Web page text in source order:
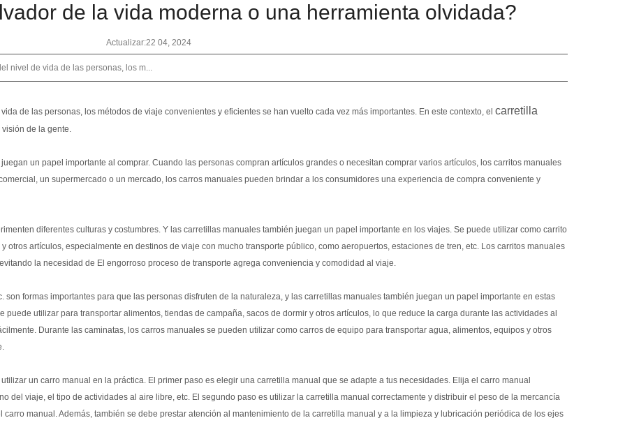
de la vida moderna o una herramienta olvidada?
Actualizar:22 04, 2024
nivel de vida de las personas, los m...
de las personas, los métodos de viaje convenientes y eficientes se han vuelto cada vez más importantes. En este contexto, el carretilla
de la gente.
un papel importante al comprar. Cuando las personas compran artículos grandes o necesitan comprar varios artículos, los carritos manuales
un supermercado o un mercado, los carros manuales pueden brindar a los consumidores una experiencia de compra conveniente y
diferentes culturas y costumbres. Y las carretillas manuales también juegan un papel importante en los viajes. Se puede utilizar como carrito
artículos, especialmente en destinos de viaje con mucho transporte público, como aeropuertos, estaciones de tren, etc. Los carritos manuales
la necesidad de El engorroso proceso de transporte agrega conveniencia y comodidad al viaje.
formas importantes para que las personas disfruten de la naturaleza, y las carretillas manuales también juegan un papel importante en estas
utilizar para transportar alimentos, tiendas de campaña, sacos de dormir y otros artículos, lo que reduce la carga durante las actividades al
Durante las caminatas, los carros manuales se pueden utilizar como carros de equipo para transportar agua, alimentos, equipos y otros
un carro manual en la práctica. El primer paso es elegir una carretilla manual que se adapte a tus necesidades. Elija el carro manual
del viaje, el tipo de actividades al aire libre, etc. El segundo paso es utilizar la carretilla manual correctamente y distribuir el peso de la mercancía
manual. Además, también se debe prestar atención al mantenimiento de la carretilla manual y a la limpieza y lubricación periódica de los ejes